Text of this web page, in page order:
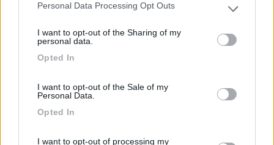
Please note that this website/app uses one or more Google
not limited to your visit or usage behaviour. You may click to
use your data for below specified purposes in below Google
Personal Data Processing Opt Outs
I want to opt-out of the Sharing of my
personal data.
Opted In
I want to opt-out of the Sale of my
Personal Data.
Opted In
I want to opt-out of processing my
Link correlati: